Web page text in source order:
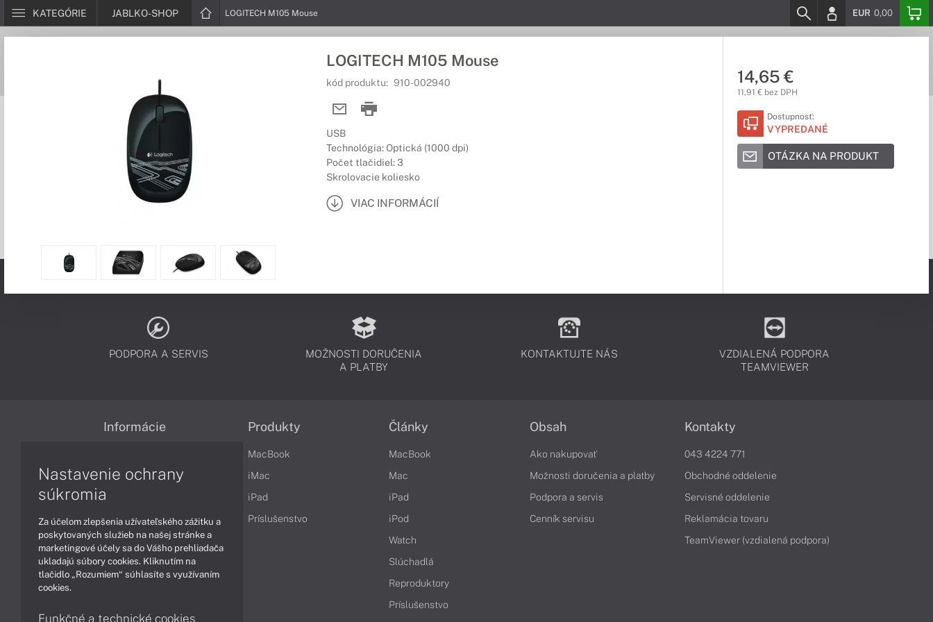
KATEGÓRIE JABLKO-SHOP LOGITECH M105 Mouse EUR 0,00
LOGITECH M105 Mouse
kód produktu: 910-002940
USB
Technológia: Optická (1000 dpi)
Počet tlačidiel: 3
Skrolovacie koliesko
VIAC INFORMÁCIÍ
14,65 €
11,91 € bez DPH
Dostupnosť:
VYPREDANÉ
OTÁZKA NA PRODUKT
PODPORA A SERVIS
MOŽNOSTI DORUČENIA
A PLATBY
KONTAKTUJTE NÁS
VZDIALENÁ PODPORA
TEAMVIEWER
Informácie
Reklamačné podmienky
Ochrana osobných údajov
Vrátenie tovaru
Vyhlásenie o prístupnosti
Cookies
Produkty
MacBook
iMac
iPad
Príslušenstvo
Články
MacBook
Mac
iPad
iPod
Watch
Slúchadlá
Reproduktory
Príslušenstvo
Obsah
Ako nakupovať
Možnosti doručenia a platby
Podpora a servis
Cenník servisu
Kontakty
043 4224 771
Obchodné oddelenie
Servisné oddelenie
Reklamácia tovaru
TeamViewer (vzdialená podpora)
Nastavenie ochrany
súkromia
Za účelom zlepšenia užívateľského zážitku a
poskytovaných služieb na našej stránke a
marketingové účely sa do Vášho prehliadača
ukladajú súbory cookies. Kliknutím na
tlačidlo „Rozumiem“ súhlasíte s využívaním
cookies.
Funkčné a technické cookies